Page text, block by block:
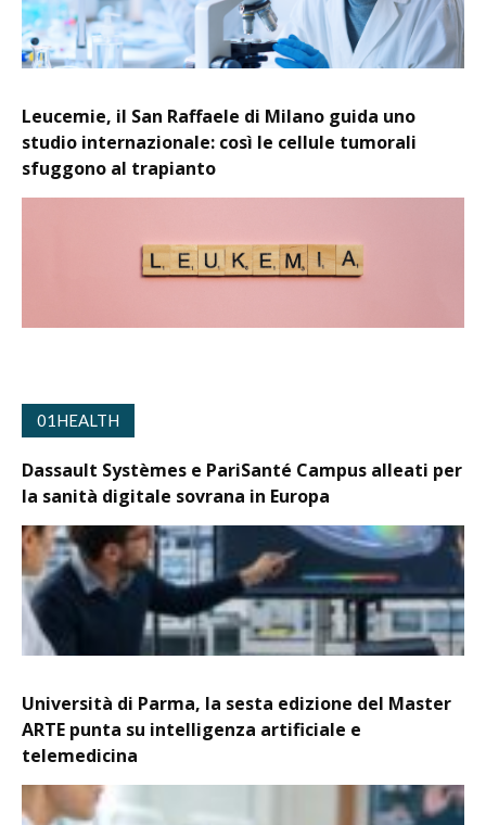
Leucemie, il San Raffaele di Milano guida uno
studio internazionale: così le cellule tumorali
sfuggono al trapianto
01HEALTH
Dassault Systèmes e PariSanté Campus alleati per
la sanità digitale sovrana in Europa
Università di Parma, la sesta edizione del Master
ARTE punta su intelligenza artificiale e
telemedicina